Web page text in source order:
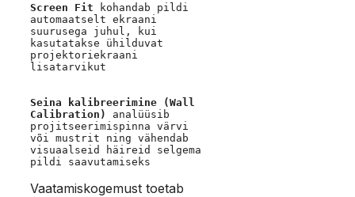
Screen Fit kohandab pildi
automaatselt ekraani
suurusega juhul, kui
kasutatakse ühilduvat
projektoriekraani
lisatarvikut
Seina kalibreerimine (Wall
Calibration)
analüüsib
projitseerimispinna värvi
või mustrit ning vähendab
visuaalseid häireid selgema
pildi saavutamiseks
Vaatamiskogemust toetab